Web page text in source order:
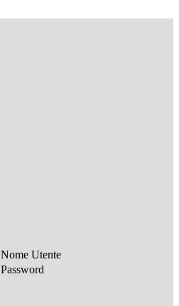
Nome Utente
Password